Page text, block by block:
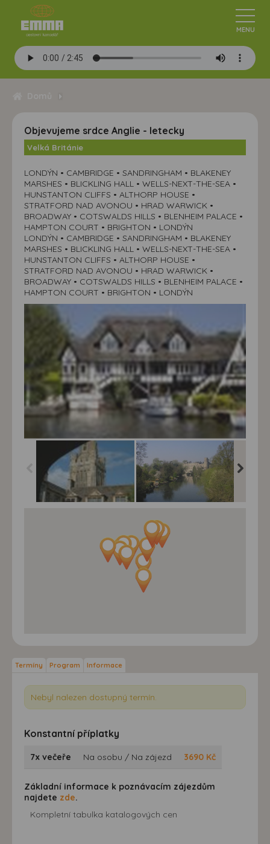
Objevujeme srdce Anglie - letecky
Velká Británie
LONDÝN • CAMBRIDGE • SANDRINGHAM • BLAKENEY
MARSHES • BLICKLING HALL • WELLS-NEXT-THE-SEA •
HUNSTANTON CLIFFS • ALTHORP HOUSE •
STRATFORD NAD AVONOU • HRAD WARWICK •
BROADWAY • COTSWALDS HILLS • BLENHEIM PALACE •
HAMPTON COURT • BRIGHTON • LONDÝN
LONDÝN • CAMBRIDGE • SANDRINGHAM • BLAKENEY
MARSHES • BLICKLING HALL • WELLS-NEXT-THE-SEA •
HUNSTANTON CLIFFS • ALTHORP HOUSE •
STRATFORD NAD AVONOU • HRAD WARWICK •
BROADWAY • COTSWALDS HILLS • BLENHEIM PALACE •
HAMPTON COURT • BRIGHTON • LONDÝN
Anglie - letecky -
Warwick, VB
Termíny Program Informace
Nebyl nalezen dostupný termín.
Konstantní příplatky
7x večeře Na osobu / Na zájezd 3690 Kč
Základní informace k poznávacím zájezdům
najdete zde.
Kompletní tabulka katalogových cen